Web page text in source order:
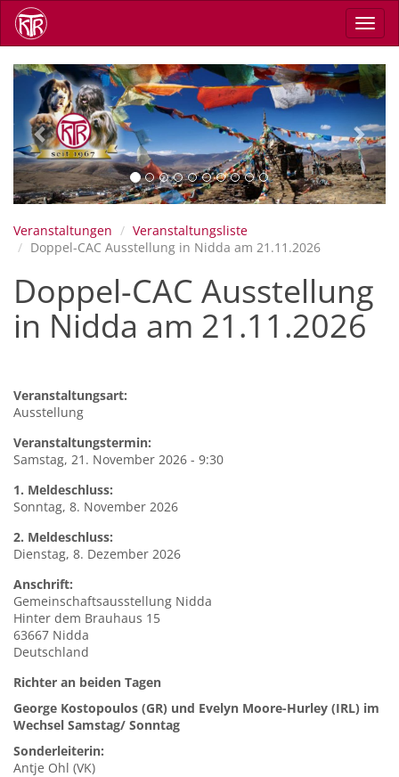
Direkt
zum
Inhalt
Previous Next
Veranstaltungen
Veranstaltungsliste
Doppel-CAC Ausstellung in Nidda am 21.11.2026
Doppel-CAC Ausstellung
in Nidda am 21.11.2026
Veranstaltungsart:
Ausstellung
Veranstaltungstermin:
Samstag, 21. November 2026 - 9:30
1. Meldeschluss:
Sonntag, 8. November 2026
2. Meldeschluss:
Dienstag, 8. Dezember 2026
Anschrift:
Gemeinschaftsausstellung Nidda
Hinter dem Brauhaus 15
63667 Nidda
Deutschland
Richter an beiden Tagen
George Kostopoulos (GR) und Evelyn Moore-Hurley (IRL) im
Wechsel Samstag/ Sonntag
Sonderleiterin:
Antje Ohl (VK)